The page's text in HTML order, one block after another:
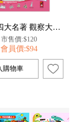
1000題四大名著 觀察大挑戰-紅樓夢
市售價:$120
會員價:$94